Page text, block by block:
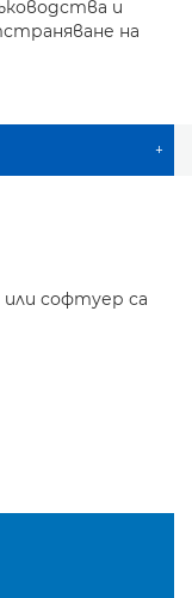
и
на
+
софтуер са